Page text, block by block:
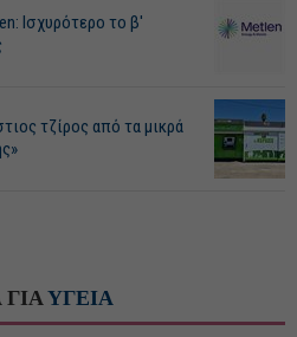
Ισχυρότερο το β'
τζίρος από τα μικρά
ΥΓΕΙΑ